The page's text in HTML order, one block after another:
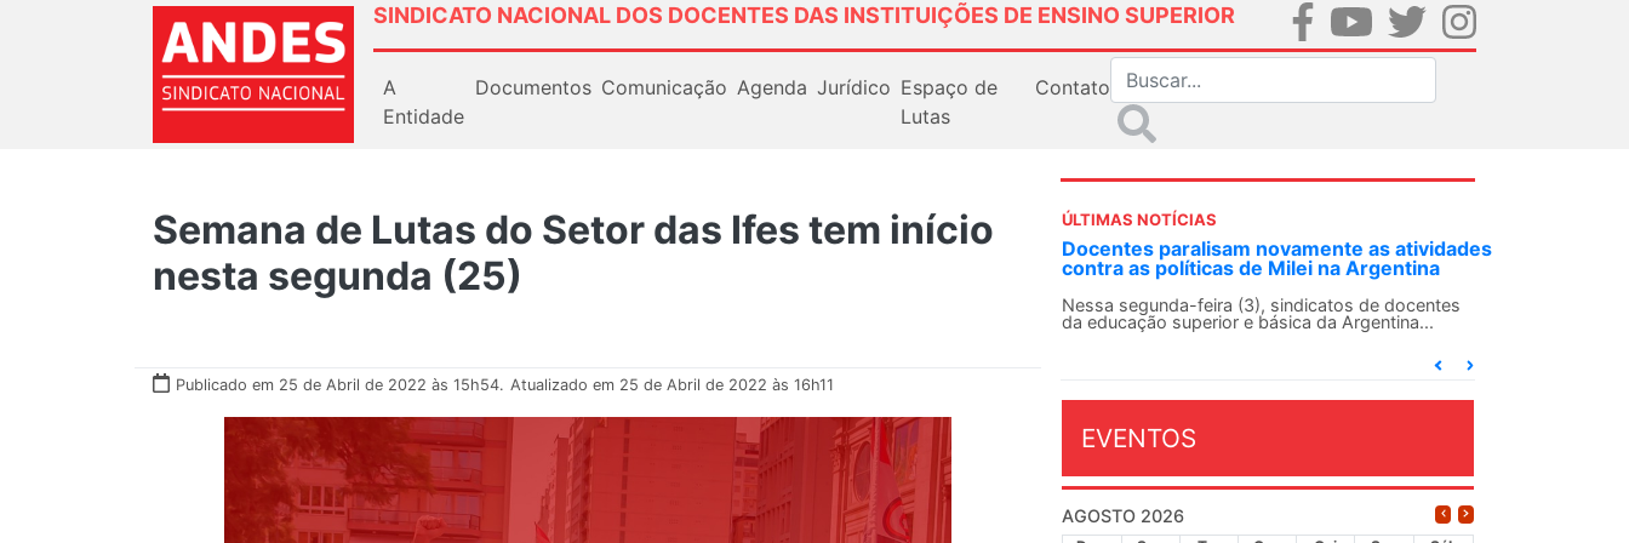
SINDICATO NACIONAL DOS DOCENTES DAS INSTITUIÇÕES DE ENSINO SUPERIOR
A
Entidade
Documentos Comunicação Agenda Jurídico Espaço de
Lutas
Contato
Semana de Lutas do Setor das Ifes tem início
nesta segunda (25)
Publicado em 25 de Abril de 2022 às 15h54. Atualizado em 25 de Abril de 2022 às 16h11
ÚLTIMAS NOTÍCIAS
ANDES-SN convoca docentes para Dia de
Solidariedade Internacionalista com Cuba em
13 de agosto
O ANDES-SN conclama suas seções sindicais e o
EVENTOS